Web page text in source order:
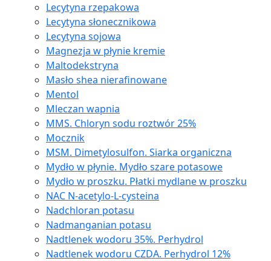
Lecytyna rzepakowa
Lecytyna słonecznikowa
Lecytyna sojowa
Magnezja w płynie kremie
Maltodekstryna
Masło shea nierafinowane
Mentol
Mleczan wapnia
MMS. Chloryn sodu roztwór 25%
Mocznik
MSM. Dimetylosulfon. Siarka organiczna
Mydło w płynie. Mydło szare potasowe
Mydło w proszku. Płatki mydlane w proszku
NAC N-acetylo-L-cysteina
Nadchloran potasu
Nadmanganian potasu
Nadtlenek wodoru 35%. Perhydrol
Nadtlenek wodoru CZDA. Perhydrol 12%